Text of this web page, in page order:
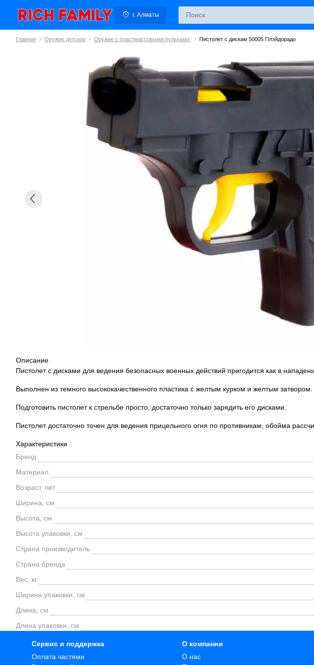
г. Алматы
Главная Оружие детское Оружие с пластмассовыми пульками Пистолет с дискам 50005 Плэйдорадо
Описание
Пистолет с дисками для ведения безопасных военных действий пригодится как в
Выполнен из темного высококачественного пластика с желтым курком и желтым затвором.
Подготовить пистолет к стрельбе просто, достаточно только зарядить его дисками.
Пистолет достаточно точен для ведения прицельного огня по противникам, обойма
Характеристики
Бренд
Материал
Возраст, лет
Ширина, см
Высота, см
Высота упаковки, см
Страна производитель
Страна бренда
Вес, кг
Ширина упаковки, см
Длина, см
Длина упаковки, см
Сервис и поддержка
Оплата частями
О компании
О нас